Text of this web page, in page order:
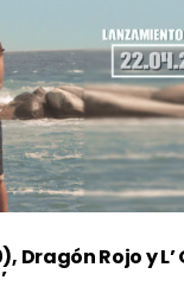
Dragón Rojo y L’